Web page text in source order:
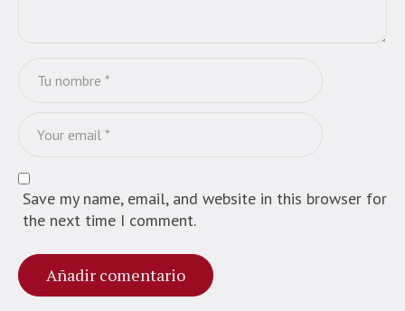
Save my name, email, and website in this browser for
the next time I comment.